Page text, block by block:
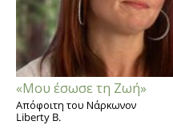
«Μου έσωσε τη Ζωή»
Απόφοιτη του Νάρκωνον
Liberty B.